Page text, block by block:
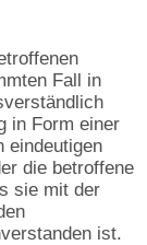
Fall in
in Form einer
eindeutigen
die betroffene
sie mit der
ist.